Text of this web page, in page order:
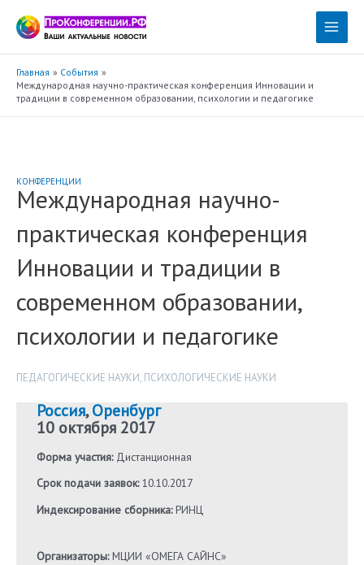
содержимому
Main
Главная
События
Международная научно-практическая конференция Инновации и
традиции в современном образовании, психологии и педагогике
КОНФЕРЕНЦИИ
Международная научно-
практическая конференция
Инновации и традиции в
современном образовании,
психологии и педагогике
ПЕДАГОГИЧЕСКИЕ НАУКИ, ПСИХОЛОГИЧЕСКИЕ НАУКИ
Россия,Оренбург
10 октября 2017
Форма участия:Дистанционная
Срок подачи заявок:10.10.2017
Индексирование сборника:РИНЦ
Организаторы:МЦИИ «ОМЕГА САЙНС»